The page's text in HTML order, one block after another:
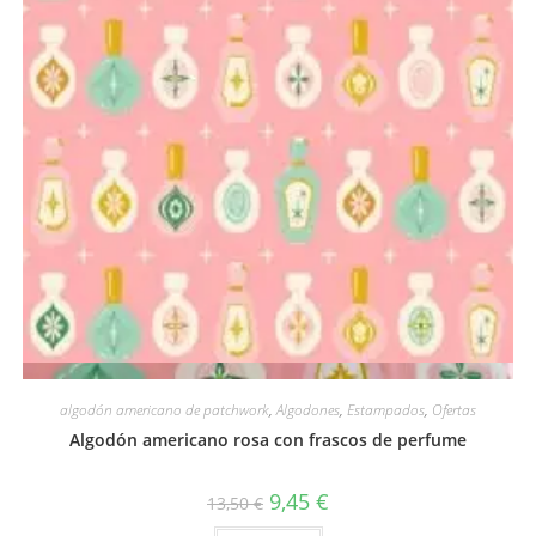
Vista rápida
algodón americano de patchwork,Algodones, Estampados, Ofertas
Algodón americano rosa con frascos de perfume
13,50€ El
precio
original
9,45 €